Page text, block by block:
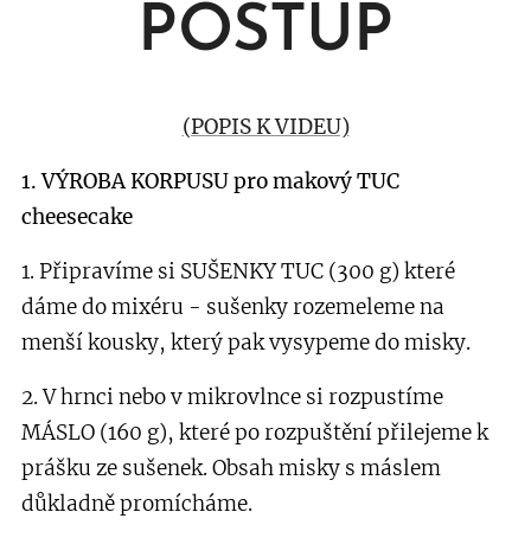
POSTUP
(POPIS K VIDEU)
1. VÝROBA KORPUSU pro makový TUC
cheesecake
1. Připravíme si SUŠENKY TUC (300 g) které
dáme do mixéru - sušenky rozemeleme na
menší kousky, který pak vysypeme do misky.
2. V hrnci nebo v mikrovlnce si rozpustíme
MÁSLO (160 g), které po rozpuštění přilejeme k
prášku ze sušenek. Obsah misky s máslem
důkladně promícháme.